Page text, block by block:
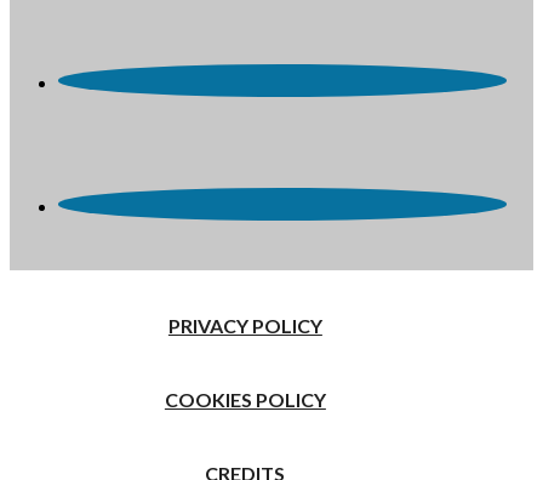
PRIVACY POLICY
COOKIES POLICY
CREDITS